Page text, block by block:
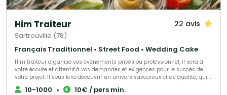
Him Traiteur 22 avis
Sartrouville (78)
Français Traditionnel • Street Food • Wedding Cake
Him traiteur organise vos événements privés ou professionnel, il sera à
votre écoute et attentif à vos demandes et exigences pour le succès de
votre projet. Il vous fera découvrir un univers savoureux et de qualité, qui a
déjà trouvé satisfaction pour de nombreux clients.
10-1000 • 10€ / pers min.